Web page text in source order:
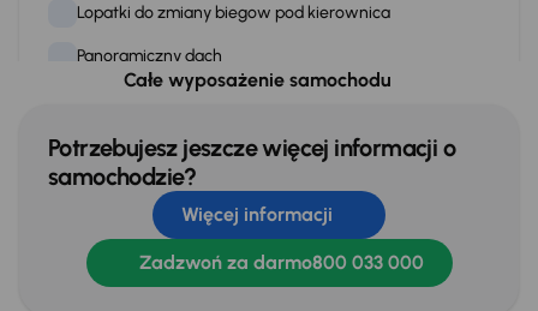
Lopatki do zmiany biegow pod kierownica
Panoramiczny dach
Podgrzewane fotele
Przciemniane szyby
Skórzana kierownica
Skorzane siedzenia
Całe wyposażenie samochodu
Potrzebujesz jeszcze więcej informacji o
samochodzie?
Więcej informacji
Zadzwoń za darmo800 033 000